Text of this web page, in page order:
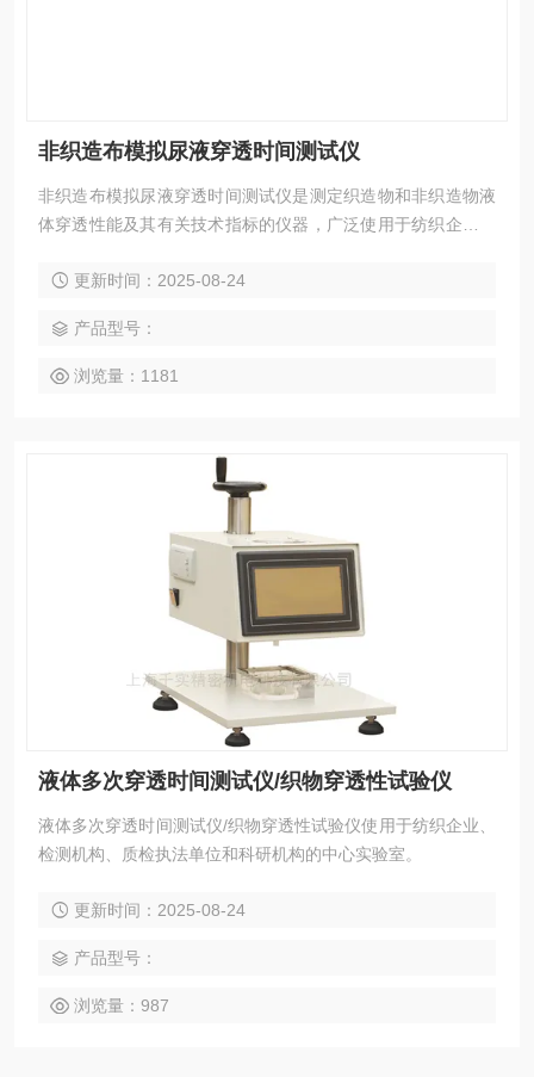
非织造布模拟尿液穿透时间测试仪
非织造布模拟尿液穿透时间测试仪是测定织造物和非织造物液
体穿透性能及其有关技术指标的仪器，广泛使用于纺织企业、
更新时间：2025-08-24
产品型号：
浏览量：1181
液体多次穿透时间测试仪/织物穿透性试验仪
液体多次穿透时间测试仪/织物穿透性试验仪使用于纺织企业、
检测机构、质检执法单位和科研机构的中心实验室。
更新时间：2025-08-24
产品型号：
浏览量：987